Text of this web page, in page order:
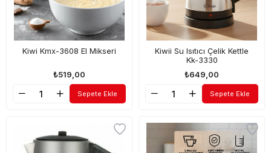
Kiwi Kmx-3608 El Mikseri
₺519,00
Sepete Ekle
Kiwii Su Isıtıcı Çelik Kettle
Kk-3330
₺649,00
Sepete Ekle